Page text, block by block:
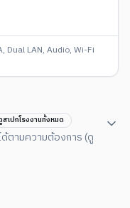
Dual LAN, Audio, Wi-Fi
เปกโรงงานทั้งหมด
ตามความต้องการ (ดู